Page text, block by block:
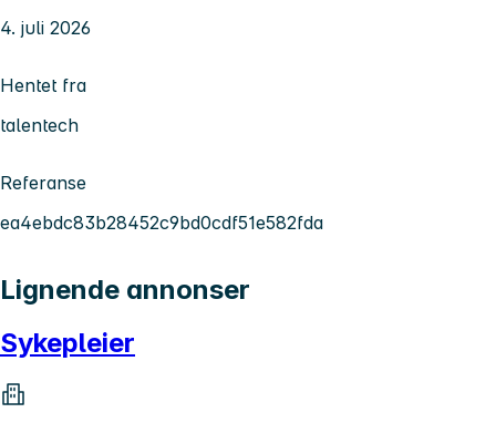
4. juli 2026
Hentet fra
talentech
Referanse
ea4ebdc83b28452c9bd0cdf51e582fda
Lignende annonser
Sykepleier